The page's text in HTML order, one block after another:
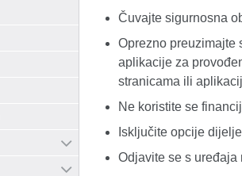
Čuvajte sigurnosna
Oprezno preuzimajte
aplikacije za
stranicama ili
Ne koristite se
Isključite opcije
Odjavite se s uređaja